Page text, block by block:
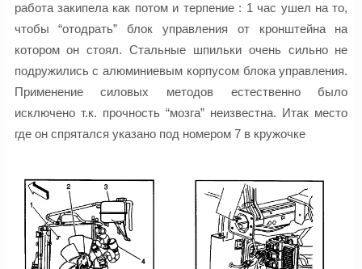
работа закипела как потом и терпение : 1 час ушел на то,
чтобы “отодрать” блок управления от кронштейна на
котором он стоял. Стальные шпильки очень сильно не
подружились с алюминиевым корпусом блока управления.
Применение силовых методов естественно было
исключено т.к. прочность “мозга” неизвестна. Итак место
где он спрятался указано под номером 7 в кружочке